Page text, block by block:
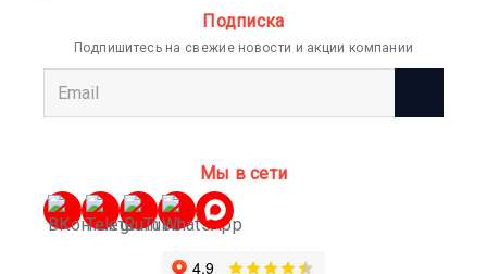
Подписка
Подпишитесь на свежие новости и акции компании
Мы в сети